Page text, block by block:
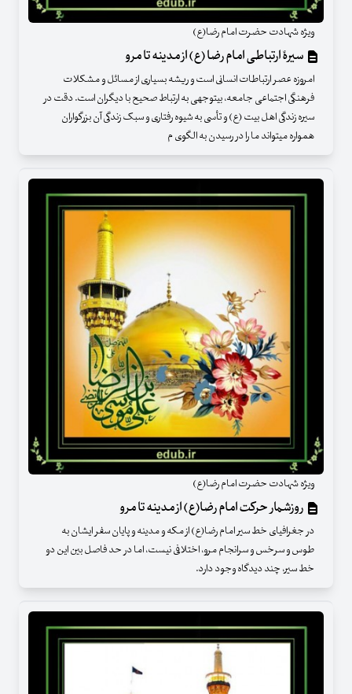
ویژه شهادت حضرت امام رضا(ع)
سیرۀ ارتباطی امام رضا (ع) از مدینه تا مرو
امروزه عصر ارتباطات انسانی است و ریشه بسیاری از مسائل و مشکلات
فرهنگی اجتماعی جامعه، بی‏توجهی به ارتباط صحیح با دیگران است. دقت در
سیره زندگی اهل بیت (ع) و تأسی به شیوه رفتاری و سبک زندگی آن بزرگواران
همواره می‏تواند ما را در رسیدن به الگوی م
ویژه شهادت حضرت امام رضا(ع)
روزشمار حرکت امام رضا(ع) از مدینه تا مرو
در جغرافیای خط سیر امام رضا(ع) از مکه و مدینه و پایان سفر ایشان به
طوس و سرخس و سرانجام مرو، اختلافی نیست، اما در حد فاصل بین این دو
خط سیر، چند دیدگاه وجود دارد.